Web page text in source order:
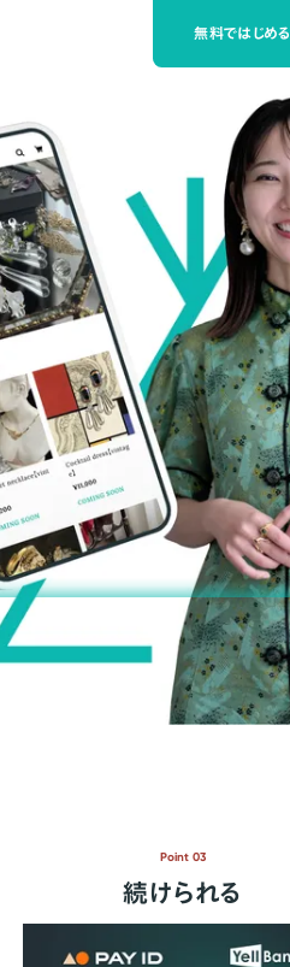
無料ではじめる
Point 03
続けられる